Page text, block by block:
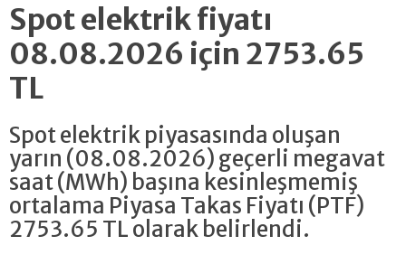
Spot elektrik fiyatı
08.08.2026 için 2753.65
TL
Spot elektrik piyasasında oluşan
yarın (08.08.2026) geçerli megavat
saat (MWh) başına kesinleşmemiş
ortalama Piyasa Takas Fiyatı (PTF)
2753.65 TL olarak belirlendi.